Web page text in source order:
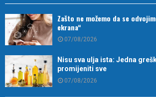
Zašto ne možemo da se
ekrana“
07/08/2026
Nisu sva ulja ista: Jedna
promijeniti sve
07/08/2026